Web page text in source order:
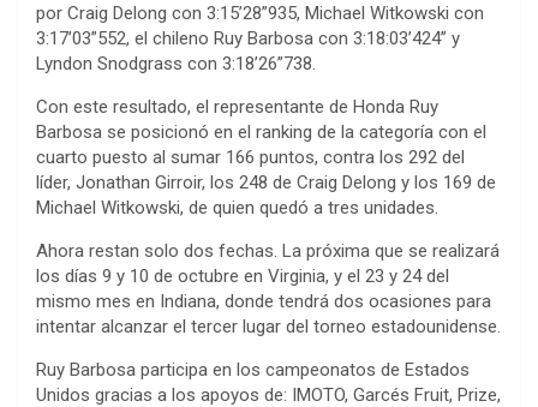
por Craig Delong con 3:15’28”935, Michael Witkowski con
3:17’03”552, el chileno Ruy Barbosa con 3:18:03’424” y
Lyndon Snodgrass con 3:18’26”738.
Con este resultado, el representante de Honda Ruy
Barbosa se posicionó en el ranking de la categoría con el
cuarto puesto al sumar 166 puntos, contra los 292 del
líder, Jonathan Girroir, los 248 de Craig Delong y los 169 de
Michael Witkowski, de quien quedó a tres unidades.
Ahora restan solo dos fechas. La próxima que se realizará
los días 9 y 10 de octubre en Virginia, y el 23 y 24 del
mismo mes en Indiana, donde tendrá dos ocasiones para
intentar alcanzar el tercer lugar del torneo estadounidense.
Ruy Barbosa participa en los campeonatos de Estados
Unidos gracias a los apoyos de: IMOTO, Garcés Fruit, Prize,